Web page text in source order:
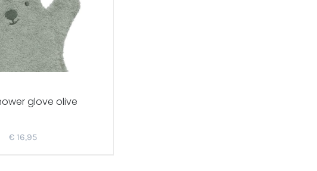
glove olive
€16,95